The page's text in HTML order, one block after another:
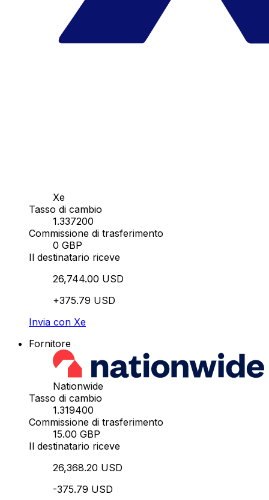
Xe
Tasso di cambio
1.337200
Commissione di trasferimento
0 GBP
Il destinatario riceve
26,744.00 USD
+375.79 USD
Invia con Xe
Fornitore
Nationwide
Tasso di cambio
1.319400
Commissione di trasferimento
15.00 GBP
Il destinatario riceve
26,368.20 USD
-375.79 USD